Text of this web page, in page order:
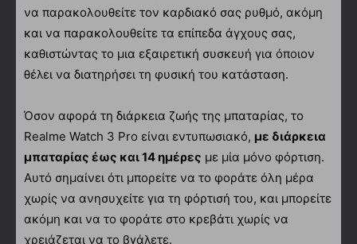
να παρακολουθείτε τον καρδιακό σας ρυθμό, ακόμη
και να παρακολουθείτε τα επίπεδα άγχους σας,
καθιστώντας το μια εξαιρετική συσκευή για όποιον
θέλει να διατηρήσει τη φυσική του κατάσταση.
Όσον αφορά τη διάρκεια ζωής της μπαταρίας, το
Realme Watch 3 Pro είναι εντυπωσιακό, με διάρκεια
μπαταρίας έως και 14 ημέρες με μία μόνο φόρτιση.
Αυτό σημαίνει ότι μπορείτε να το φοράτε όλη μέρα
χωρίς να ανησυχείτε για τη φόρτισή του, και μπορείτε
ακόμη και να το φοράτε στο κρεβάτι χωρίς να
χρειάζεται να το βγάλετε.